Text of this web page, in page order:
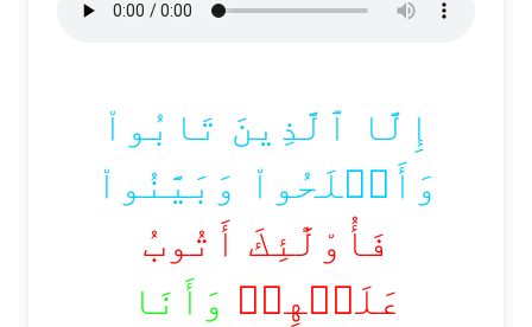
إِلَّا ٱلَّذِينَ تَابُواْ
وَأَصۡلَحُواْ وَبَيَّنُواْ
فَأُوْلَٰٓئِكَ أَتُوبُ
عَلَيۡهِمۡ وَأَنَا